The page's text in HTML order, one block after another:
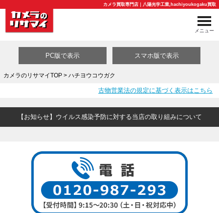
カメラ買取専門店｜八陽光学工業,hachiyoukogaku買取
メニュー
PC版で表示 スマホ版で表示
カメラのリサマイTOP> ハチヨウコウガク
古物営業法の規定に基づく表示はこちら
【お知らせ】ウイルス感染予防に対する当店の取り組みについて